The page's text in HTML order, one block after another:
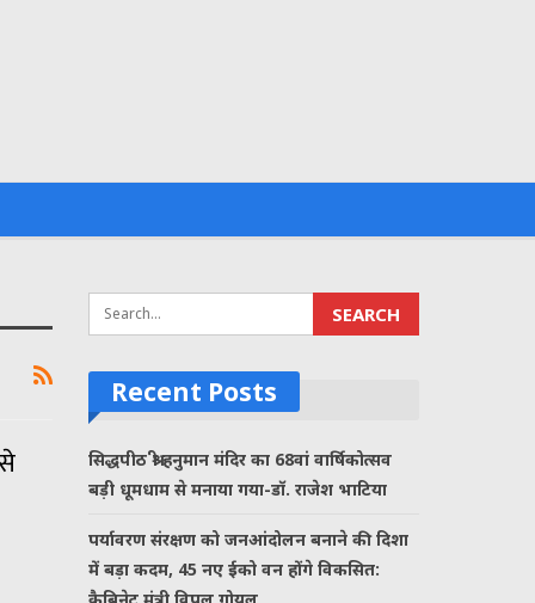
Recent Posts
सिद्धपीठ श्री हनुमान मंदिर का 68वां वार्षिकोत्सव
बड़ी धूमधाम से मनाया गया-डॉ. राजेश भाटिया
पर्यावरण संरक्षण को जनआंदोलन बनाने की दिशा
में बड़ा कदम, 45 नए ईको वन होंगे विकसित: